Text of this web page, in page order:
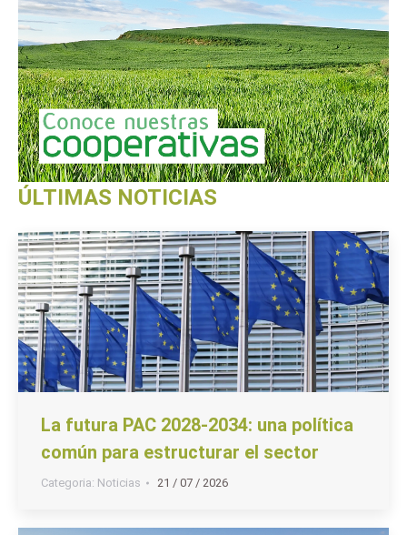
ÚLTIMAS NOTICIAS
La futura PAC 2028-2034: una política
común para estructurar el sector
Categoria: Noticias 21 / 07 / 2026